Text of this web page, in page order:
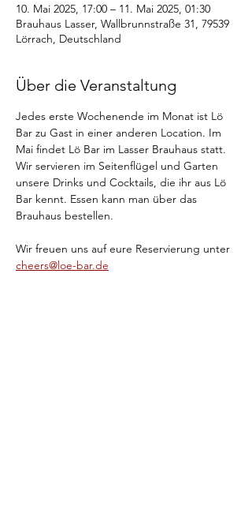
10. Mai 2025, 17:00 – 11. Mai 2025, 01:30
Brauhaus Lasser, Wallbrunnstraße 31, 79539
Lörrach, Deutschland
Über die Veranstaltung
Jedes erste Wochenende im Monat ist Lö
Bar zu Gast in einer anderen Location. Im
Mai findet Lö Bar im Lasser Brauhaus statt.
Wir servieren im Seitenflügel und Garten
unsere Drinks und Cocktails, die ihr aus Lö
Bar kennt. Essen kann man über das
Brauhaus bestellen.
Wir freuen uns auf eure Reservierung unter
cheers@loe-bar.de